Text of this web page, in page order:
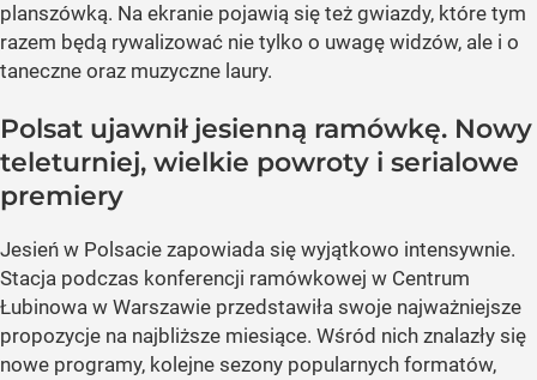
planszówką. Na ekranie pojawią się też gwiazdy, które tym
razem będą rywalizować nie tylko o uwagę widzów, ale i o
taneczne oraz muzyczne laury.
Polsat ujawnił jesienną ramówkę. Nowy
teleturniej, wielkie powroty i serialowe
premiery
Jesień w Polsacie zapowiada się wyjątkowo intensywnie.
Stacja podczas konferencji ramówkowej w Centrum
Łubinowa w Warszawie przedstawiła swoje najważniejsze
propozycje na najbliższe miesiące. Wśród nich znalazły się
nowe programy, kolejne sezony popularnych formatów,